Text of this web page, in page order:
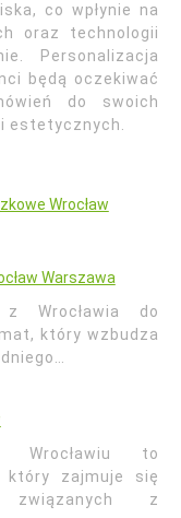
co wpłynie na
oraz technologii
Personalizacja
będą oczekiwać
do swoich
estetycznych.
Wrocław
Warszawa
z Wrocławia do
który wzbudza
Wrocławiu to
który zajmuje się
związanych z